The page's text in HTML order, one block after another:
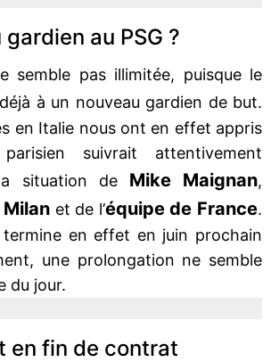
au PSG ?
semble pas illimitée, puisque le
à un nouveau gardien de but.
en Italie nous ont en effet appris
suivrait attentivement
situation de Mike Maignan,
Milanet de l’équipe de France.
en effet en juin prochain
une prolongation ne semble
du jour.
en fin de contrat